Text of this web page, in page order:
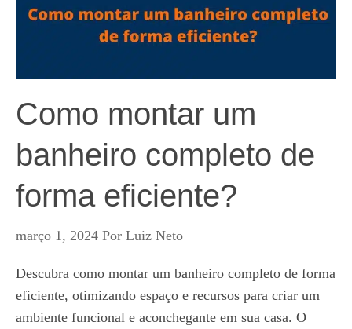
Como montar um
banheiro completo de
forma eficiente?
março 1, 2024 Por Luiz Neto
Descubra como montar um banheiro completo de forma
eficiente, otimizando espaço e recursos para criar um
ambiente funcional e aconchegante em sua casa. O